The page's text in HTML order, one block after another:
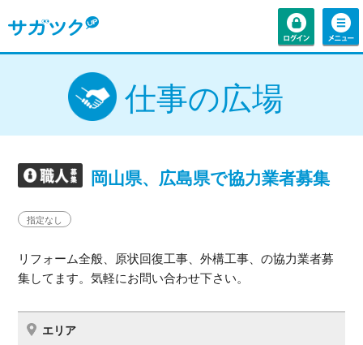
仕事の広場
岡山県、広島県で協力業者募集
指定なし
エリア
リフォーム全般、原状回復工事、外構工事、の協力業者募
集してます。気軽にお問い合わせ下さい。